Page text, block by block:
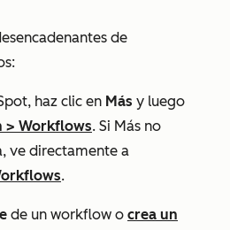
de
haz clic en Más y luego
> Workflows. Si Más no
ve directamente a
.
de un workflow o crea un